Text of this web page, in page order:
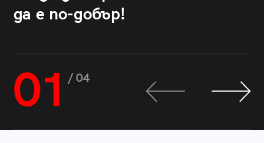
да е по-добър!
01 / 04